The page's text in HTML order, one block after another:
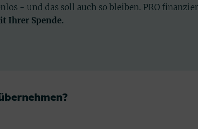
- und das soll auch so bleiben. PRO
Ihrer Spende.